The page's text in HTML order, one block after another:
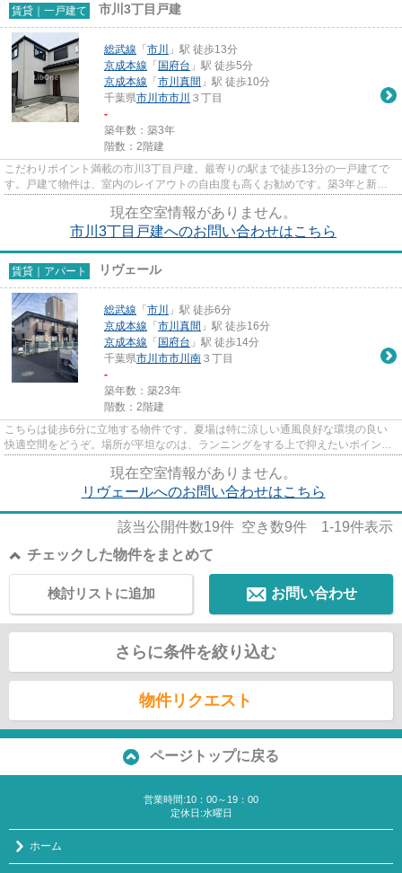
賃貸｜一戸建て 市川3丁目戸建
総武線 「 市川
」駅 徒歩13分
京成本線 「 国府台 」駅 徒歩5分
京成本線 「 市川真間 」駅 徒歩10分
千葉県市川市市川 ３丁目
-
築年数：築3年
階数：2階建
こだわりポイント満載の市川3丁目戸建。最寄りの駅まで徒歩13分の一戸建てで
す。戸建て物件は、室内のレイアウトの自由度も高くお勧めです。築3年と新し
現在空室情報がありません。
市川3丁目戸建へのお問い合わせはこちら
賃貸｜アパート リヴェール
総武線 「 市川
」駅 徒歩6分
京成本線 「 市川真間 」駅 徒歩16分
京成本線 「 国府台 」駅 徒歩14分
千葉県市川市市川南 ３丁目
-
築年数：築23年
階数：2階建
こちらは徒歩6分に立地する物件です。夏場は特に涼しい通風良好な環境の良い
快適空間をどうぞ。場所が平坦なのは、ランニングをする上で抑えたいポイント
現在空室情報がありません。
リヴェールへのお問い合わせはこちら
該当公開件数19件 空き数9件 1-19件表示
チェックした物件をまとめて
お問い合わせ
検討リストに追加
さらに条件を絞り込む
物件リクエスト
ページトップに戻る
営業時間:10：00～19：00
定休日:水曜日
ホーム